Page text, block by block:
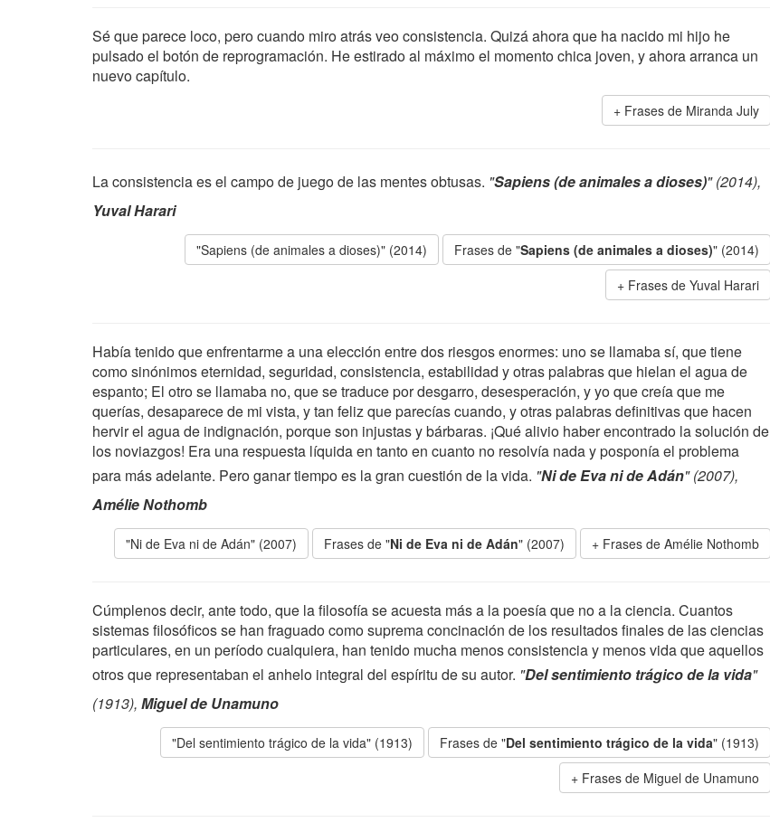
Sé que parece loco, pero cuando miro atrás veo consistencia. Quizá ahora que ha nacido mi hijo he
pulsado el botón de reprogramación. He estirado al máximo el momento chica joven, y ahora arranca un
nuevo capítulo.
Frases de Miranda July
La consistencia es el campo de juego de las mentes obtusas. "Sapiens (de animales a dioses)" (2014),
Yuval Harari
"Sapiens (de animales a dioses)" (2014) Frases de "Sapiens (de animales a dioses)" (2014)
Frases de Yuval Harari
Había tenido que enfrentarme a una elección entre dos riesgos enormes: uno se llamaba sí, que tiene
como sinónimos eternidad, seguridad, consistencia, estabilidad y otras palabras que hielan el agua de
espanto; El otro se llamaba no, que se traduce por desgarro, desesperación, y yo que creía que me
querías, desaparece de mi vista, y tan feliz que parecías cuando, y otras palabras definitivas que hacen
hervir el agua de indignación, porque son injustas y bárbaras. ¡Qué alivio haber encontrado la solución de
los noviazgos! Era una respuesta líquida en tanto en cuanto no resolvía nada y posponía el problema
para más adelante. Pero ganar tiempo es la gran cuestión de la vida. "Ni de Eva ni de Adán" (2007),
Amélie Nothomb
"Ni de Eva ni de Adán" (2007) Frases de "Ni de Eva ni de Adán" (2007) Frases de Amélie Nothomb
Cúmplenos decir, ante todo, que la filosofía se acuesta más a la poesía que no a la ciencia. Cuantos
sistemas filosóficos se han fraguado como suprema concinación de los resultados finales de las ciencias
particulares, en un período cualquiera, han tenido mucha menos consistencia y menos vida que aquellos
otros que representaban el anhelo integral del espíritu de su autor. "Del sentimiento trágico de la vida"
(1913), Miguel de Unamuno
"Del sentimiento trágico de la vida" (1913) Frases de "Del sentimiento trágico de la vida" (1913)
Frases de Miguel de Unamuno